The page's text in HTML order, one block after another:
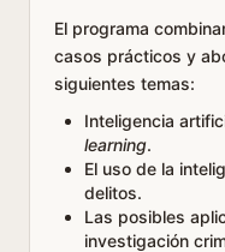
El programa
casos prácticos y
siguientes temas:
Inteligencia
learning.
El uso de la
delitos.
Las posibles
investigación